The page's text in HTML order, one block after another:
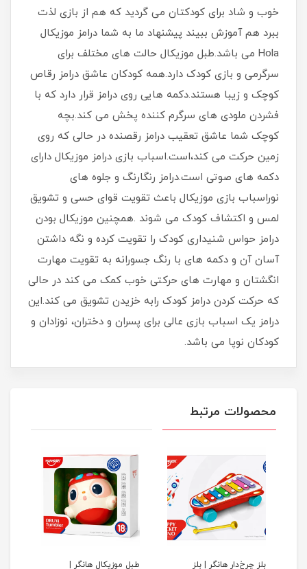
خوب و شاد برای کودکتان می گردید که هم از بازی لذت
ببرد هم آموزش ببیند پیشنهاد ما به شما درامز موزیکال
Hola می باشد.طبل موزیکال حالت های مختلف برای
سرگرمی و بازی کودک دارد.همه کودکان عاشق درامز رقاص
کوچک و زیبا هستند.دکمه هایی روی درامز قرار دارد که با
فشردن ملودی های سرگرم کننده پخش می کند.بچه
کوچک شما عاشق تعقیب درامز رقصنده در حالی که روی
زمین حرکت می کند،است.اسباب بازی درامز موزیکال دارای
دکمه های صوتی است.درامز رنگارنگ و جلوه های
نوراسباب بازی موزیکال باعث تقویت قوای حسی و تشویق
لمس و اکتشاف کودک می شوند .همچنین موزیکال بودن
درامز حواس شنیداری کودک را تقویت کرده و نگه داشتن
آسان آن و دکمه های با رنگ جسورانه به تقویت مهارت
انگشتان و مهارت های حرکتی خوب کمک می کند در حالی
که حرکت کردن درامز کودک رابه خزیدن تشویق می کند.این
درامز یک اسباب بازی عالی برای پسران و دختران، نوزادان و
کودکان نوپا می باشد.
محصولات مرتبط
بلز چرخ‌دار هانگر | بلز
طبل موزیکال هانگر |